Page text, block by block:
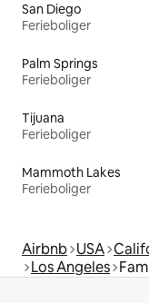
San Diego
Ferieboliger
Palm Springs
Ferieboliger
Tijuana
Ferieboliger
Mammoth Lakes
Ferieboliger
Airbnb USA
Los Angeles